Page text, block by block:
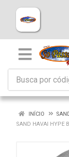
INÍCIO
SAND HAVAI HYPE